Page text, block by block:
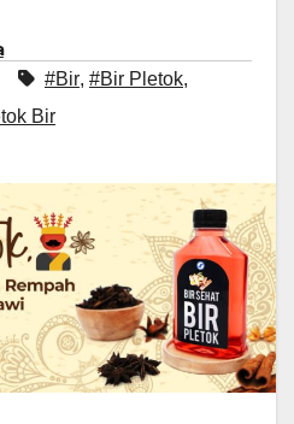
#Bir, #Bir Pletok,
Bir